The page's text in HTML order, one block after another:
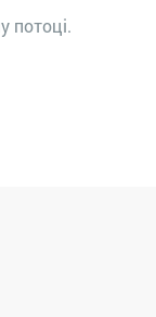
потоці.